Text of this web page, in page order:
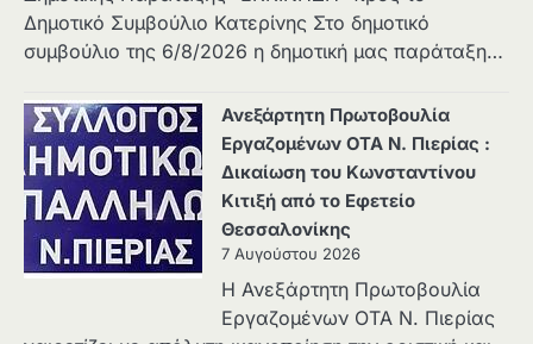
Δημοτικό Συμβούλιο Κατερίνης Στο δημοτικό
συμβούλιο της 6/8/2026 η δημοτική μας παράταξη…
Ανεξάρτητη Πρωτοβουλία
Εργαζομένων ΟΤΑ Ν. Πιερίας :
Δικαίωση του Κωνσταντίνου
Κιτιξή από το Εφετείο
Θεσσαλονίκης
7 Αυγούστου 2026
Η Ανεξάρτητη Πρωτοβουλία
Εργαζομένων ΟΤΑ Ν. Πιερίας